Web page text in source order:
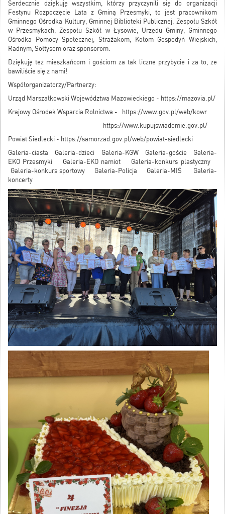
Serdecznie dziękuję wszystkim, którzy przyczynili się do organizacji
Festynu Rozpoczęcie Lata z Gminą Przesmyki, to jest pracownikom
Gminnego Ośrodka Kultury, Gminnej Biblioteki Publicznej, Zespołu Szkół
w Przesmykach, Zespołu Szkół w Łysowie, Urzędu Gminy, Gminnego
Ośrodka Pomocy Społecznej, Strażakom, Kołom Gospodyń Wiejskich,
Radnym, Sołtysom oraz sponsorom.
Dziękuję też mieszkańcom i gościom za tak liczne przybycie i za to, że
bawiliście się z nami!
Współorganizatorzy/Partnerzy:
Urząd Marszałkowski Województwa Mazowieckiego - https://mazovia.pl/
Krajowy Ośrodek Wsparcia Rolnictwa -
https://www.gov.pl/web/kowr
https://www.kupujswiadomie.gov.pl/
Powiat Siedlecki - https://samorzad.gov.pl/web/powiat-siedlecki
Galeria-ciasta
Galeria-dzieci Galeria-KGW Galeria-goście
Galeria-
EKO Przesmyki Galeria-EKO namiot
Galeria-konkurs plastyczny
Galeria-konkurs sportowy
Galeria-Policja Galeria-MIŚ
Galeria-
koncerty